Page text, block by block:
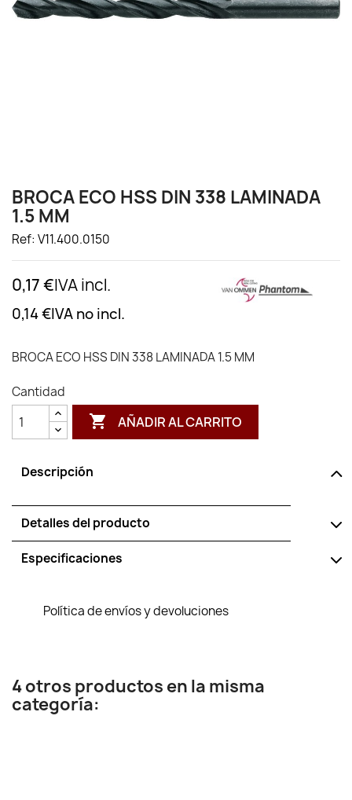
BROCA ECO HSS DIN 338 LAMINADA
1.5 MM
Ref: V11.400.0150
0,17 €IVA incl.
0,14 €IVA no incl.
BROCA ECO HSS DIN 338 LAMINADA 1.5 MM
Cantidad
 AÑADIR AL CARRITO
Descripción
Detalles del producto
Especificaciones
Política de envíos y devoluciones
4 otros productos en la misma
categoría: